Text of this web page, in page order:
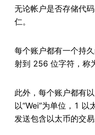
无论帐户是否存储代
仁。
每个账户都有一个持
射到 256 位字符，称
此外，每个账户都有
以“Wei”为单位，1
发送包含以太币的交易